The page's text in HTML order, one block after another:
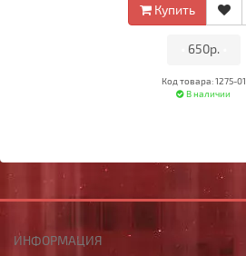
Купить
650р.
Код товара: 1275-01
В наличии
ИНФОРМАЦИЯ